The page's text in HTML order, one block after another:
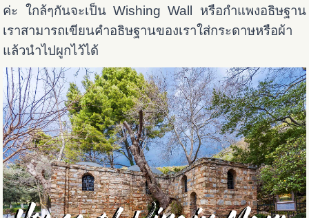
ค่ะ ใกล้ๆกันจะเป็น Wishing Wall หรือกำแพงอธิษฐาน
เราสามารถเขียนคำอธิษฐานของเราใส่กระดาษหรือผ้า
แล้วนำไปผูกไว้ได้